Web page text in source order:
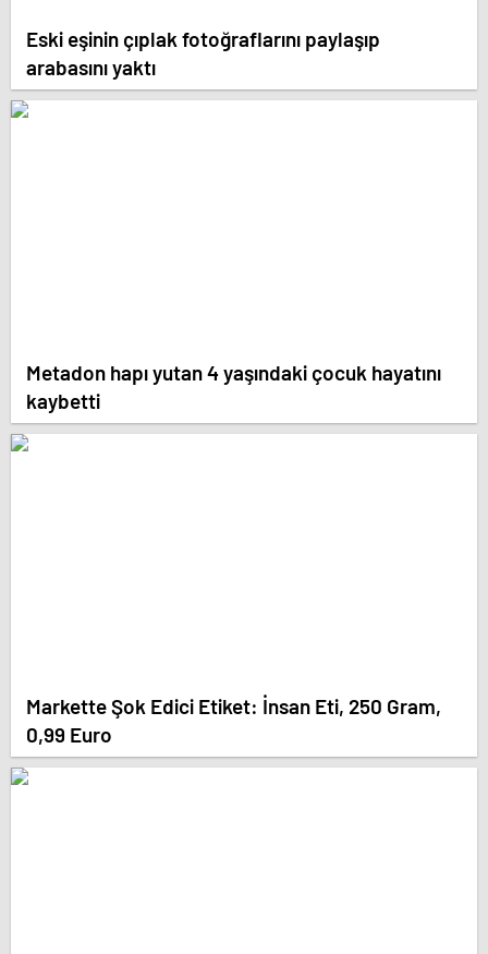
Eski eşinin çıplak fotoğraflarını paylaşıp
arabasını yaktı
Metadon hapı yutan 4 yaşındaki çocuk hayatını
kaybetti
Markette Şok Edici Etiket: İnsan Eti, 250 Gram,
0,99 Euro